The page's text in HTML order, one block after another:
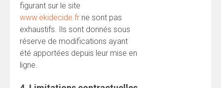
figurant sur le site
www.ekidecide.fr ne sont pas
exhaustifs. Ils sont donnés sous
réserve de modifications ayant
été apportées depuis leur mise en
ligne.